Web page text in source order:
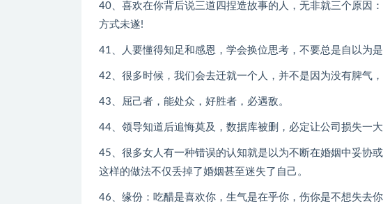
40、喜欢在你背后说三道四捏造故事的人，无非就三个原因
方式未遂!
41、人要懂得知足和感恩，学会换位思考，不要总是自以为
42、很多时候，我们会去迁就一个人，并不是因为没有脾气，
43、屈己者，能处众，好胜者，必遇敌。
44、领导知道后追悔莫及，数据库被删，必定让公司损失一
45、很多女人有一种错误的认知就是以为不断在婚姻中妥协
这样的做法不仅丢掉了婚姻甚至迷失了自己。
46、缘份：吃醋是喜欢你，生气是在乎你，伤你是不想失去你